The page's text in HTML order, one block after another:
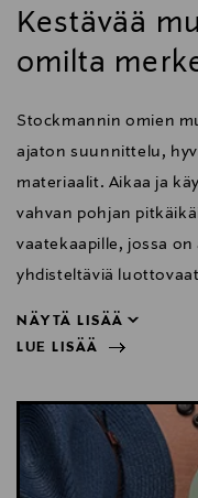
Kestävää
omilta
Stockmannin omien
ajaton suunnittelu,
materiaalit. Aikaa ja
vahvan pohjan
vaatekaapille, jossa
yhdisteltäviä
NÄYTÄ LISÄÄ
LUE LISÄÄ
NÄYTÄ VÄHEMMÄN
LUE LISÄÄ